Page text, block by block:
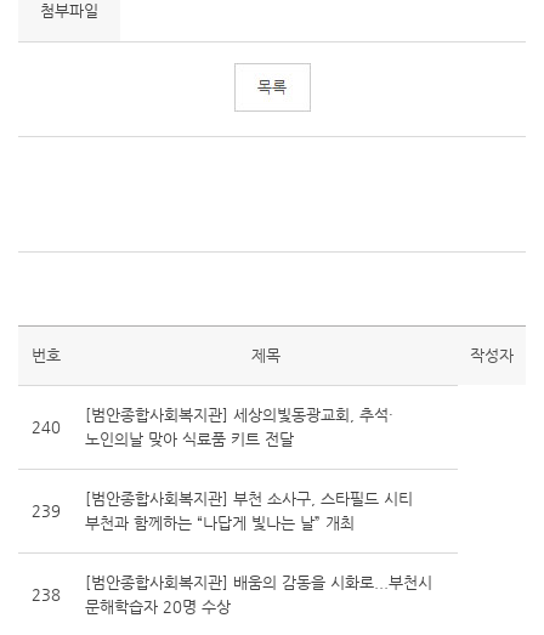
첨부파일
번호 제목 작성자
240
[범안종합사회복지관] 세상의빛동광교회, 추석·
노인의날 맞아 식료품 키트 전달
239
[범안종합사회복지관] 부천 소사구, 스타필드 시티
부천과 함께하는 “나답게 빛나는 날” 개최
238
[범안종합사회복지관] 배움의 감동을 시화로...부천시
문해학습자 20명 수상